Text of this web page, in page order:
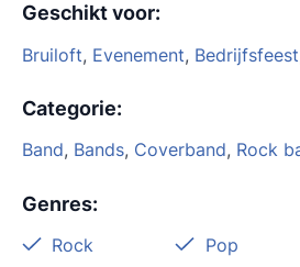
Geschikt voor:
Bruiloft, Evenement, Bedrijfsfeest
Categorie:
Band, Bands, Coverband, Rock
Genres:
Rock Pop